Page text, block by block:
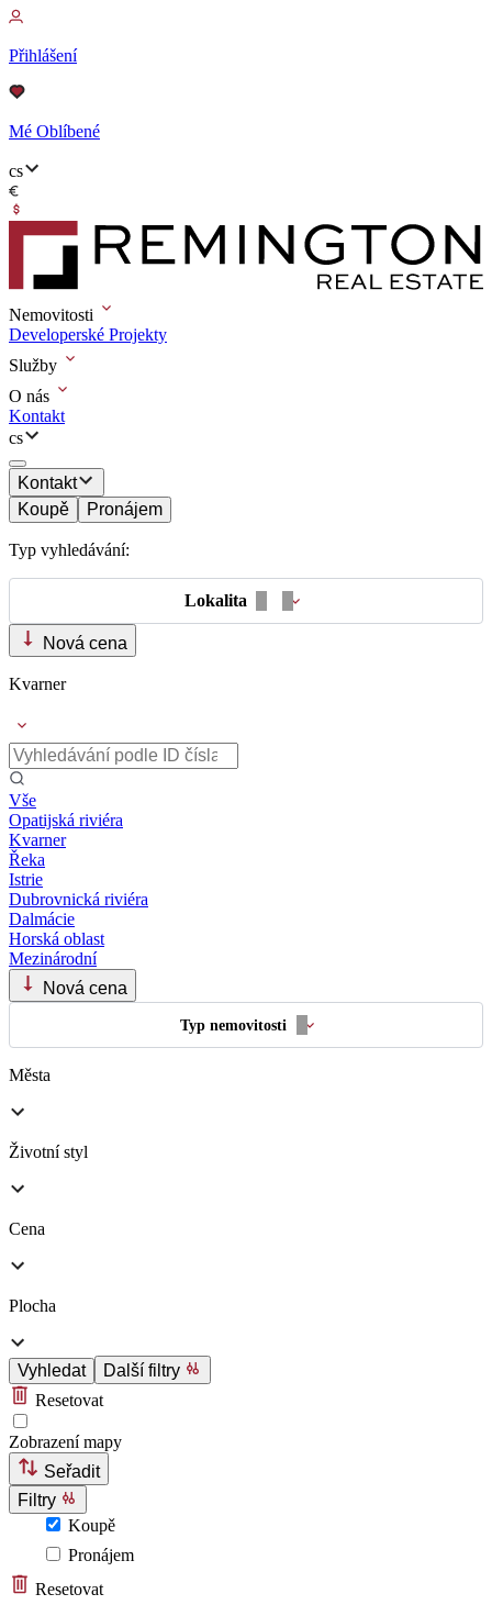
Přihlášení
Mé Oblíbené
cs
Nemovitosti
Developerské Projekty
Služby
O nás
Kontakt
cs
Kontakt
Koupě
Pronájem
Typ vyhledávání:
Lokalita
Nová cena
Kvarner
Vše
Opatijská riviéra
Kvarner
Řeka
Istrie
Dubrovnická riviéra
Dalmácie
Horská oblast
Mezinárodní
Nová cena
Typ nemovitosti
Města
Životní styl
Cena
Plocha
Vyhledat
Další filtry
Resetovat
Zobrazení mapy
Seřadit
Filtry
Koupě
Pronájem
Resetovat